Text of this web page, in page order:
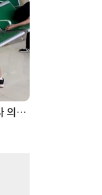
진정한 우정?…친구 구하려다 둘 다 의자 틈에 목이 낀 순간